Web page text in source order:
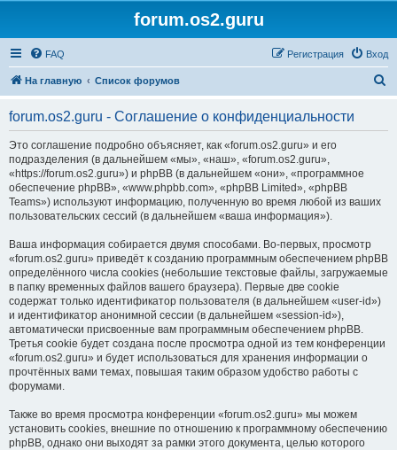
forum.os2.guru
FAQ Вход
Регистрация
На главную Список форумов
forum.os2.guru - Соглашение о конфиденциальности
Это соглашение подробно объясняет, как «forum.os2.guru» и его
подразделения (в дальнейшем «мы», «наш», «forum.os2.guru»,
«https://forum.os2.guru») и phpBB (в дальнейшем «они», «программное
обеспечение phpBB», «www.phpbb.com», «phpBB Limited», «phpBB
Teams») используют информацию, полученную во время любой из ваших
пользовательских сессий (в дальнейшем «ваша информация»).
Ваша информация собирается двумя способами. Во-первых, просмотр
«forum.os2.guru» приведёт к созданию программным обеспечением phpBB
определённого числа cookies (небольшие текстовые файлы, загружаемые
в папку временных файлов вашего браузера). Первые две cookie
содержат только идентификатор пользователя (в дальнейшем «user-id»)
и идентификатор анонимной сессии (в дальнейшем «session-id»),
автоматически присвоенные вам программным обеспечением phpBB.
Третья cookie будет создана после просмотра одной из тем конференции
«forum.os2.guru» и будет использоваться для хранения информации о
прочтённых вами темах, повышая таким образом удобство работы с
форумами.
Также во время просмотра конференции «forum.os2.guru» мы можем
установить cookies, внешние по отношению к программному обеспечению
phpBB, однако они выходят за рамки этого документа, целью которого